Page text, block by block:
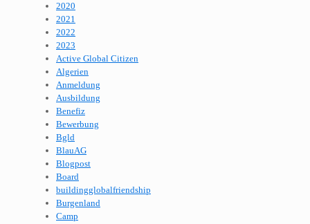
2020
2021
2022
2023
Active Global Citizen
Algerien
Anmeldung
Ausbildung
Benefiz
Bewerbung
Bgld
BlauAG
Blogpost
Board
buildingglobalfriendship
Burgenland
Camp